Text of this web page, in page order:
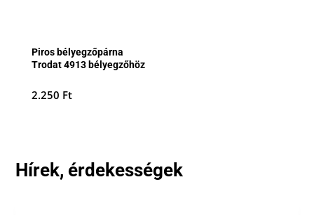
Piros bélyegzőpárna
Trodat 4913 bélyegzőhöz
2.250 Ft
Hírek, érdekességek